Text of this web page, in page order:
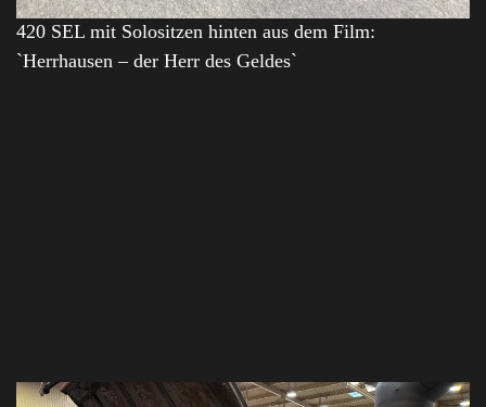
420 SEL mit Solositzen hinten aus dem Film:
`Herrhausen – der Herr des Geldes`